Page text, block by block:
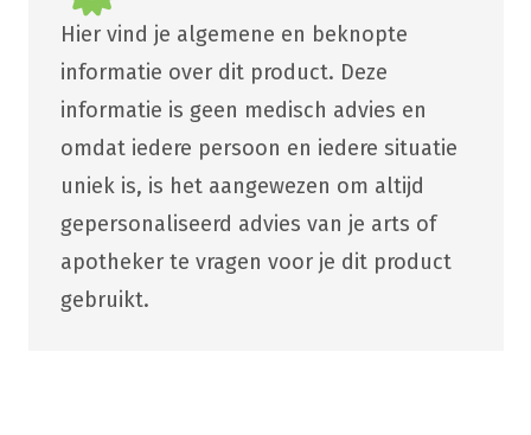
Hier vind je algemene en beknopte
informatie over dit product. Deze
informatie is geen medisch advies en
omdat iedere persoon en iedere situatie
uniek is, is het aangewezen om altijd
gepersonaliseerd advies van je arts of
apotheker te vragen voor je dit product
gebruikt.